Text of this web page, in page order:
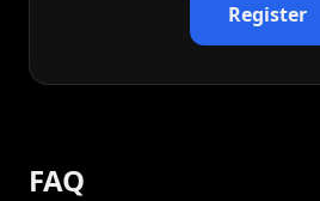
Register
FAQ